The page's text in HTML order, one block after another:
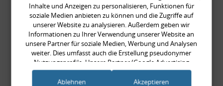
Blinker, rot, US-Ecken,
Audi 80 Cabrio, Typ 89,
OE-Nr.: 8G0945225 +
8G0945225C
999,99 €
999,99 € pro 1
inkl. gesetzl. MwSt., zzgl.
Inhalte und Anzeigen zu personalisieren, Funktionen für
soziale Medien anbieten zu können und die Zugriffe auf
unserer Website zu analysieren. Außerdem geben wir
Informationen zu Ihrer Verwendung unserer Website an
unsere Partner für soziale Medien, Werbung und Analysen
weiter. Dies umfasst auch die Erstellung pseudonymer
Nutzungsprofile. Unsere Partner (Google Advertising
Products) führen diese Informationen möglicherweise mit
weiteren Daten zusammen, die Sie ihnen bereitgestellt haben
Ablehnen Akzeptieren